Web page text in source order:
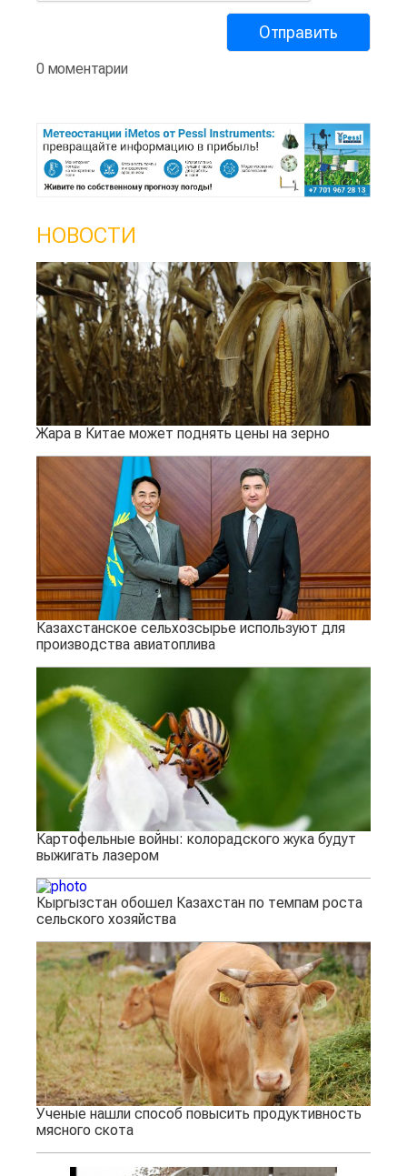
0 моментарии
НОВОСТИ
Жара в Китае может поднять цены на зерно
Казахстанское сельхозсырье используют для
производства авиатоплива
Картофельные войны: колорадского жука будут
выжигать лазером
Кыргызстан обошел Казахстан по темпам роста
сельского хозяйства
Ученые нашли способ повысить продуктивность
мясного скота